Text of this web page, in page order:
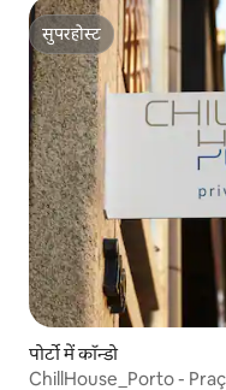
सुपरहोस्ट
सुपरहोस्ट
पोर्टो में कॉन्डो
ChillHouse_Porto -